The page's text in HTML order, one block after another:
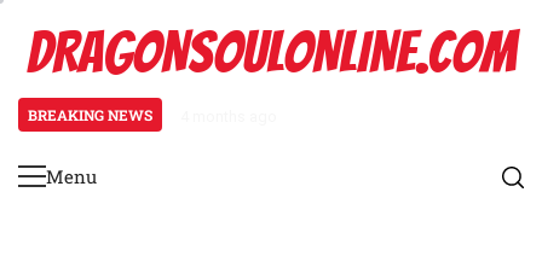
content
DRAGONSOULONLINE.COM
BREAKING NEWS
Primary
Menu